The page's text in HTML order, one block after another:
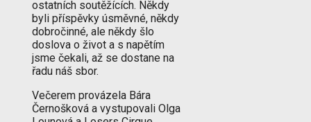
ostatních soutěžících. Někdy
byli příspěvky úsměvné, někdy
dobročinné, ale někdy šlo
doslova o život a s napětím
jsme čekali, až se dostane na
řadu náš sbor.
Večerem provázela Bára
Černošková a vystupovali Olga